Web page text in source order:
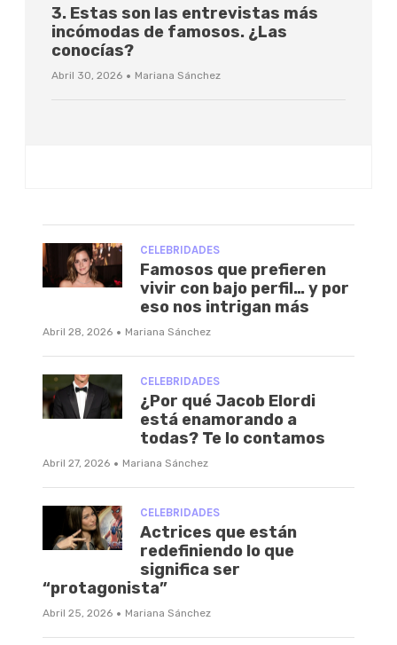
3. Estas son las entrevistas más
incómodas de famosos. ¿Las
conocías?
Abril 30, 2026 · Mariana Sánchez
CELEBRIDADES
Famosos que prefieren
vivir con bajo perfil… y por
eso nos intrigan más
Abril 28, 2026 · Mariana Sánchez
CELEBRIDADES
¿Por qué Jacob Elordi
está enamorando a
todas? Te lo contamos
Abril 27, 2026 · Mariana Sánchez
CELEBRIDADES
Actrices que están
redefiniendo lo que
significa ser
“protagonista”
Abril 25, 2026 · Mariana Sánchez